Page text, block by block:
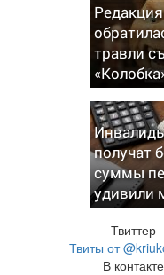
травли
получат
суммы
удивили
Твиттер
Твиты от
В контакте